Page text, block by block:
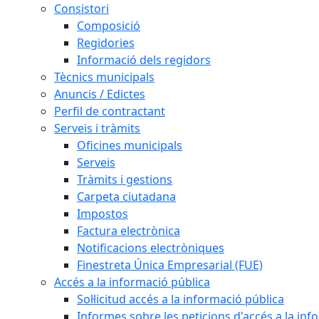
Consistori
Composició
Regidories
Informació dels regidors
Tècnics municipals
Anuncis / Edictes
Perfil de contractant
Serveis i tràmits
Oficines municipals
Serveis
Tràmits i gestions
Carpeta ciutadana
Impostos
Factura electrònica
Notificacions electròniques
Finestreta Única Empresarial (FUE)
Accés a la informació pública
Sol·licitud accés a la informació pública